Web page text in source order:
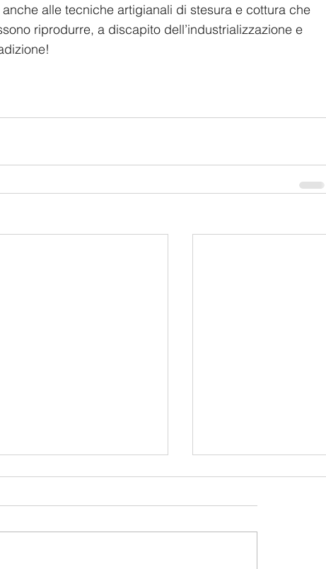
alle tecniche artigianali di stesura e cottura che
riprodurre, a discapito dell’industrializzazione e